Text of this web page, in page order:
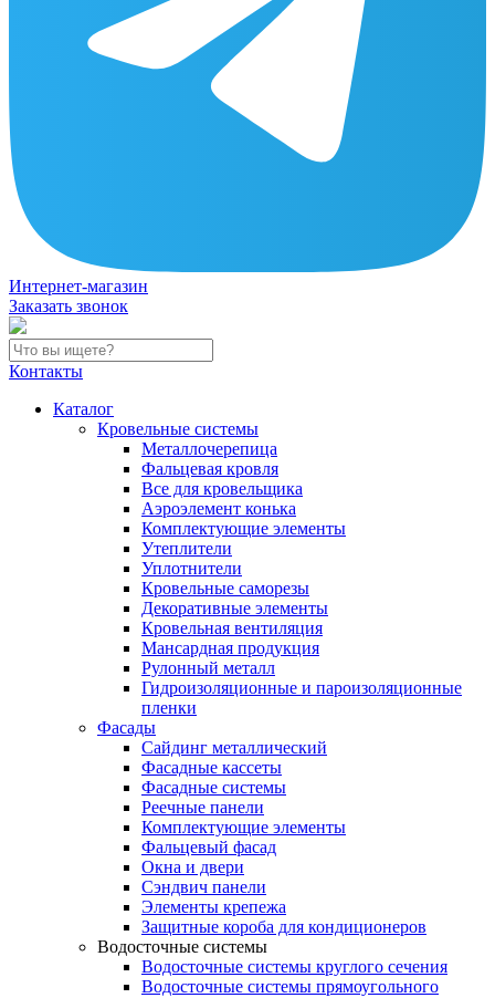
Интернет-магазин
Заказать звонок
Контакты
Каталог
Кровельные системы
Металлочерепица
Фальцевая кровля
Все для кровельщика
Аэроэлемент конька
Комплектующие элементы
Утеплители
Уплотнители
Кровельные саморезы
Декоративные элементы
Кровельная вентиляция
Мансардная продукция
Рулонный металл
Гидроизоляционные и пароизоляционные
пленки
Фасады
Сайдинг металлический
Фасадные кассеты
Фасадные системы
Реечные панели
Комплектующие элементы
Фальцевый фасад
Окна и двери
Сэндвич панели
Элементы крепежа
Защитные короба для кондиционеров
Водосточные системы
Водосточные системы круглого сечения
Водосточные системы прямоугольного